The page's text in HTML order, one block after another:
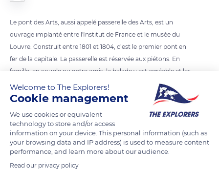
Le pont des Arts, aussi appelé passerelle des Arts, est un
ouvrage implanté entre l'Institut de France et le musée du
Louvre. Construit entre 1801 et 1804, c’est le premier pont en
fer de la capitale. La passerelle est réservée aux piétons. En
famille, en couple ou entre amis, la balade y est agréable et les
points de vue sur la Seine et ses monuments sont propices à
des séances photos.
READ MORE TRANSLATE
Welcome to The Explorers!
Cookie management
We use cookies or equivalent
technology to store and/or access
information on your device. This personal information (such as
your browsing data and IP address) is used to measure content
performance, and learn more about our audience.
Read our privacy policy